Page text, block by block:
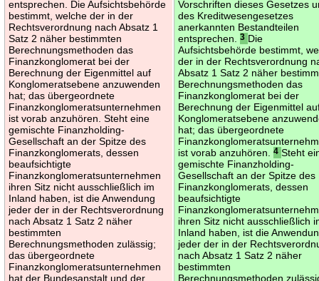
entsprechen. Die Aufsichtsbehörde
bestimmt, welche der in der
Rechtsverordnung nach Absatz 1
Satz 2 näher bestimmten
Berechnungsmethoden das
Finanzkonglomerat bei der
Berechnung der Eigenmittel auf
Konglomeratsebene anzuwenden
hat; das übergeordnete
Finanzkonglomeratsunternehmen
ist vorab anzuhören. Steht eine
gemischte Finanzholding-
Gesellschaft an der Spitze des
Finanzkonglomerats, dessen
beaufsichtigte
Finanzkonglomeratsunternehmen
ihren Sitz nicht ausschließlich im
Inland haben, ist die Anwendung
jeder der in der Rechtsverordnung
nach Absatz 1 Satz 2 näher
bestimmten
Berechnungsmethoden zulässig;
das übergeordnete
Finanzkonglomeratsunternehmen
hat der Bundesanstalt und der
Vorschriften dieses Gesetzes
des Kreditwesengesetzes
anerkannten Bestandteilen
entsprechen.3 Die
Aufsichtsbehörde bestimmt,
der in der Rechtsverordnung
Absatz 1 Satz 2 näher
Berechnungsmethoden das
Finanzkonglomerat bei der
Berechnung der Eigenmittel
Konglomeratsebene
hat; das übergeordnete
ist vorab anzuhören.4 Steht
gemischte Finanzholding-
Gesellschaft an der Spitze des
Finanzkonglomerats, dessen
beaufsichtigte
ihren Sitz nicht ausschließlich
Inland haben, ist die
jeder der in der
nach Absatz 1 Satz 2 näher
bestimmten
Berechnungsmethoden